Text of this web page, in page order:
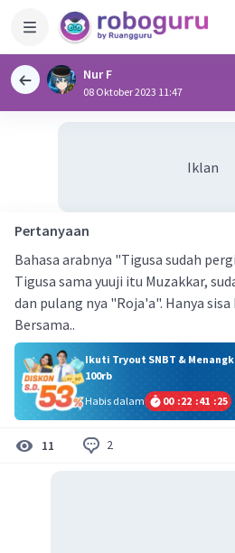
Nur F
08 Oktober 2023 11:47
Iklan
Pertanyaan
Bahasa arabnya "Tigusa sudah
Tigusa sama yuuji itu Muzakkar,
dan pulang nya "Roja'a". Hanya sisa
Bersama..
Ikuti Tryout SNBT &
100rb
Habis dalam
00 :22 :41 :25
11 2